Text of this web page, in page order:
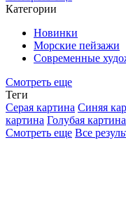
Категории
Новинки
Морские пейзажи
Современные
Смотреть еще
Теги
Серая картина Синяя
картина Голубая картина
Смотреть еще Все